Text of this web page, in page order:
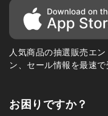
人気商品の抽選販売エ
ン、セール情報を最速で
お困りですか？